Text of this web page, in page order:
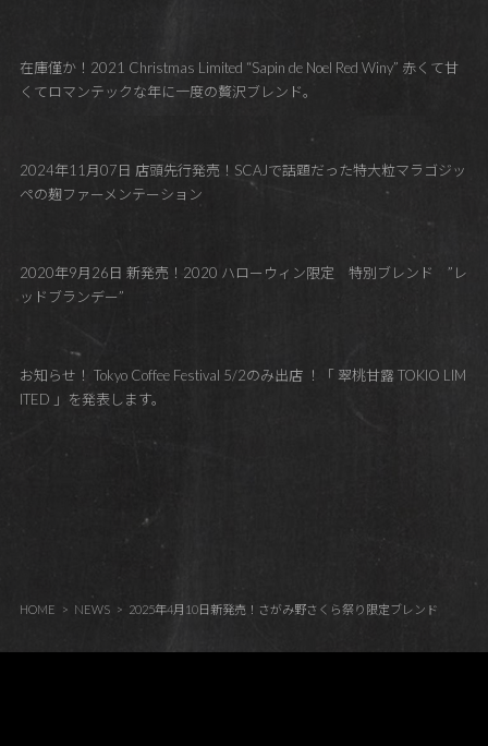
在庫僅か！2021 Christmas Limited “Sapin de Noel Red Winy” 赤くて甘
くてロマンテックな年に一度の贅沢ブレンド。
2024年11月07日 店頭先行発売！SCAJで話題だった特大粒マラゴジッ
ペの麹ファーメンテーション
2020年9月26日 新発売！2020 ハローウィン限定 特別ブレンド ”レ
ッドブランデー”
お知らせ！ Tokyo Coffee Festival 5/2のみ出店 ！「 翠桃甘露 TOKIO LIM
ITED 」を発表します。
HOME NEWS 2025年4月10日新発売！さがみ野さくら祭り限定ブレンド